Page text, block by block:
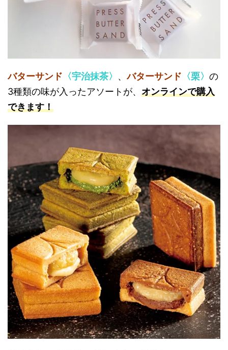
バターサンド 〈宇治抹茶〉 、バターサンド 〈栗〉 の
3種類の味が入ったアソートが、 オンラインで購入
できます！